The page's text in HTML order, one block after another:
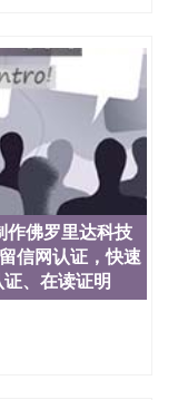
Jose State
Jose State
Jose State
（San Jose
Jose State
State
State
State
Jose State
Jose State
San Jose
（ San Jose
（San Jose
San Jose
佛罗里达科技
信网认证，快速
、在读证明